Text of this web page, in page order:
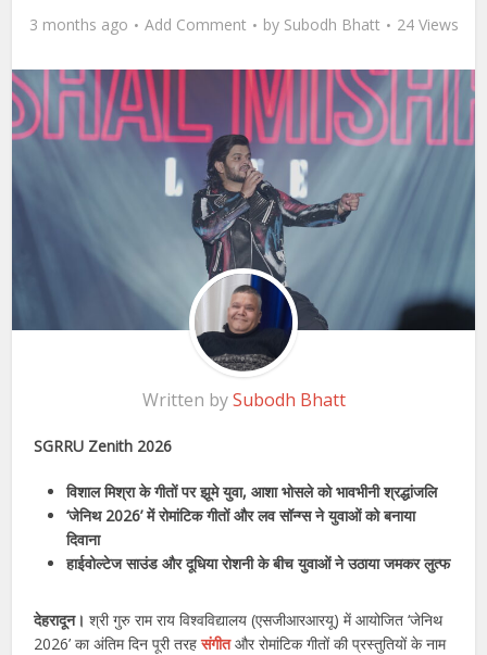
3 months ago Add Comment by Subodh Bhatt 24 Views
Written bySubodh Bhatt
SGRRU Zenith 2026
विशाल मिश्रा के गीतों पर झूमे युवा, आशा भोसले को भावभीनी श्रद्धांजलि
‘जेनिथ 2026’ में रोमांटिक गीतों और लव सॉन्ग्स ने युवाओं को बनाया
दिवाना
हाईवोल्टेज साउंड और दूधिया रोशनी के बीच युवाओं ने उठाया जमकर लुत्फ
देहरादून। श्री गुरु राम राय विश्वविद्यालय (एसजीआरआरयू) में आयोजित ‘जेनिथ
2026’ का अंतिम दिन पूरी तरहसंगीतऔर रोमांटिक गीतों की प्रस्तुतियों के नाम